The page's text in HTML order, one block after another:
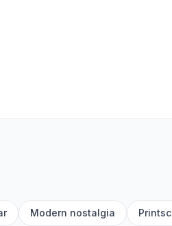
Modern nostalgia